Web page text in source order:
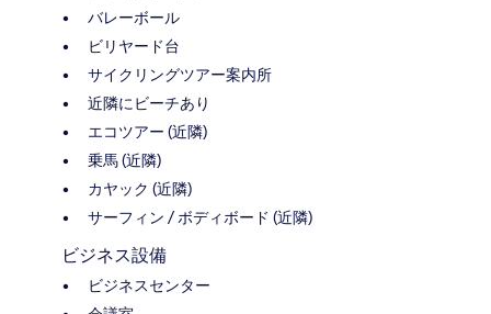
バレーボール
ビリヤード台
サイクリングツアー案内所
近隣にビーチあり
エコツアー (近隣)
乗馬 (近隣)
カヤック (近隣)
サーフィン / ボディボード (近隣)
ビジネス設備
ビジネスセンター